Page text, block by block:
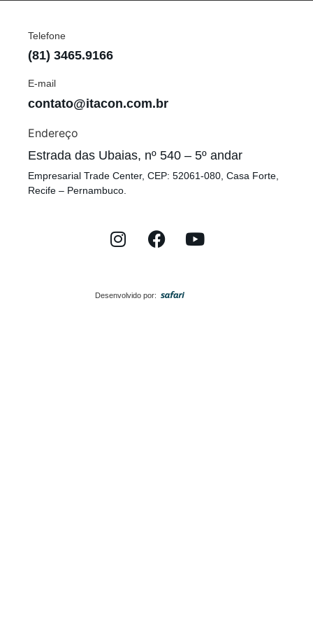
Telefone
(81) 3465.9166
E-mail
contato@itacon.com.br
Endereço
Estrada das Ubaias, nº 540 – 5º andar
Empresarial Trade Center, CEP: 52061-080, Casa Forte,
Recife – Pernambuco.
Desenvolvido por: